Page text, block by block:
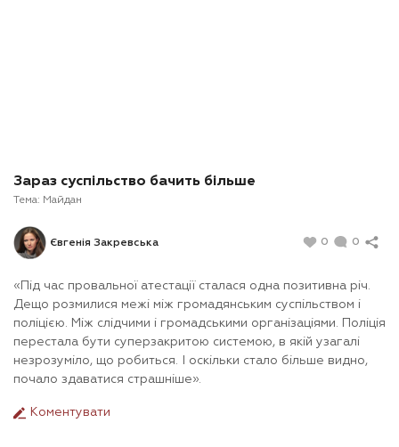
Зараз суспільство бачить більше
Тема: Майдан
Євгенія Закревська 0 0
«Під час провальної атестації сталася одна позитивна річ.
Дещо розмилися межі між громадянським суспільством і
поліцією. Між слідчими і громадськими організаціями. Поліція
перестала бути суперзакритою системою, в якій узагалі
незрозуміло, що робиться. І оскільки стало більше видно,
почало здаватися страшніше».
Коментувати